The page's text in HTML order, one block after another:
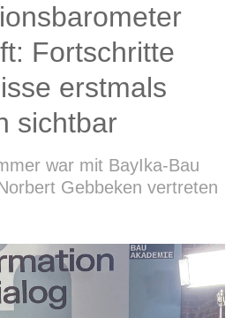
Fortschritte
erstmals
sichtbar
war mit BayIka-Bau
Gebbeken vertreten